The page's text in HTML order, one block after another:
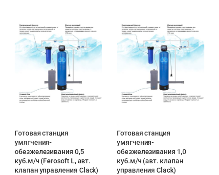
Готовая станция
умягчения-
обезжелезивания 0,5
куб.м/ч (Ferosoft L, авт.
клапан управления Clack)
Готовая станция
умягчения-
обезжелезивания 1,0
куб.м/ч (авт. клапан
управления Clack)